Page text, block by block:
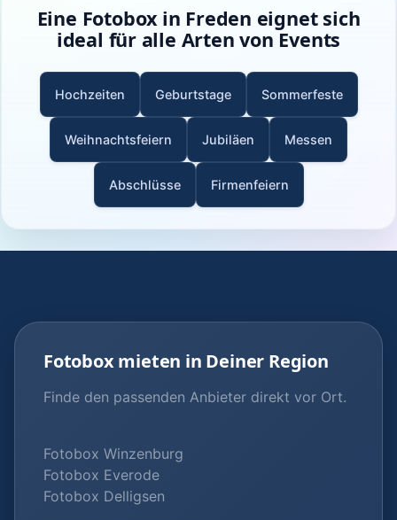
Eine Fotobox in Freden eignet sich
ideal für alle Arten von Events
Hochzeiten Geburtstage Sommerfeste
Weihnachtsfeiern Jubiläen Messen
Abschlüsse Firmenfeiern
Fotobox mieten in Deiner Region
Finde den passenden Anbieter direkt vor Ort.
Fotobox Winzenburg
Fotobox Everode
Fotobox Delligsen